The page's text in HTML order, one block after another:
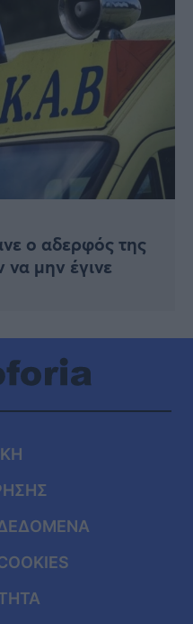
ο αδερφός της
να μην έγινε